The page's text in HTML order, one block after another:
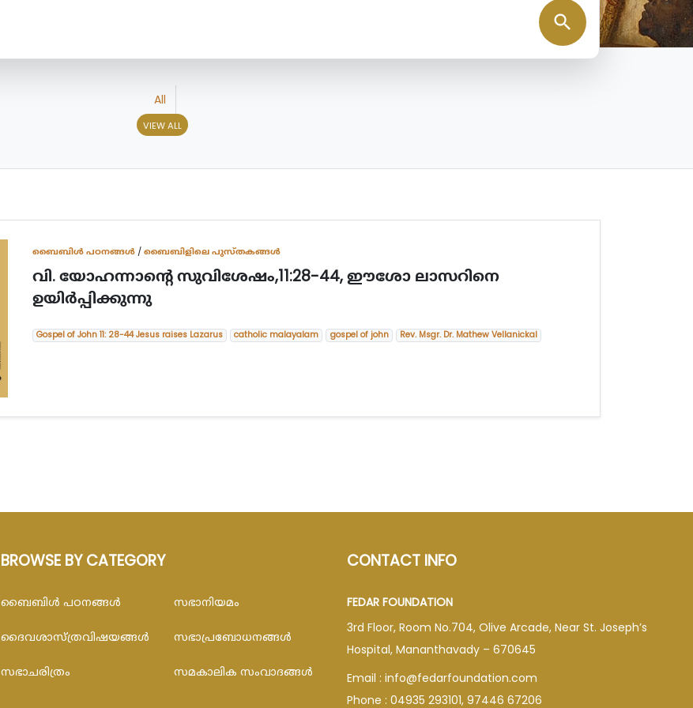
search
All
VIEW ALL
ബൈബിള്‍ പഠനങ്ങള്‍/ബൈബിളിലെ പുസ്തകങ്ങൾ
വി. യോഹന്നാന്‍റെ സുവിശേഷം,11:28-44, ഈശോ ലാസറിനെ
ഉയിര്‍പ്പിക്കുന്നു
Gospel of John 11: 28-44 Jesus raises Lazarus catholic malayalam gospel of john Rev. Msgr. Dr. Mathew Vellanickal
BROWSE BY CATEGORY
ബൈബിള്‍ പഠനങ്ങള്‍
ദൈവശാസ്ത്രവിഷയങ്ങള്‍
സഭാചരിത്രം
സഭാനിയമം
സഭാപ്രബോധനങ്ങള്‍
സമകാലിക സംവാദങ്ങൾ
CONTACT INFO
FEDAR FOUNDATION
3rd Floor, Room No.704, Olive Arcade, Near St. Joseph’s
Hospital, Mananthavady – 670645
Email : info@fedarfoundation.com
Phone : 04935 293101, 97446 67206